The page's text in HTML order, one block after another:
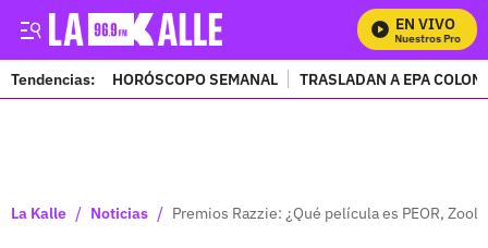
EN VIVO
Mira Todos Nuestros
Tendencias: HORÓSCOPO SEMANAL TRASLADAN A EPA
La Kalle / Noticias / Premios Razzie: ¿Qué película es PEOR,